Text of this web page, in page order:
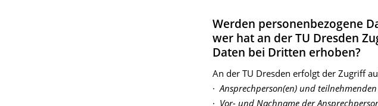
Werden personenbezogene
wer hat an der TU Dresden
Daten bei Dritten erhoben?
An der TU Dresden erfolgt der Zugriff
·Ansprechperson(en) und teilnehmenden